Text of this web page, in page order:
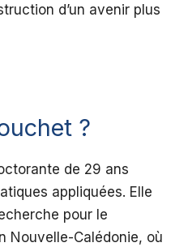
d’un avenir plus
?
de 29 ans
appliquées. Elle
pour le
Nouvelle-Calédonie, où